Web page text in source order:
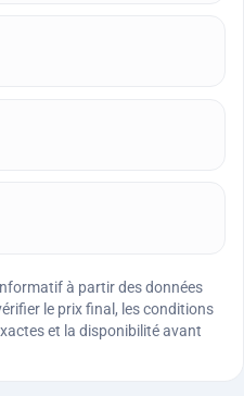
à partir des données
le prix final, les conditions
et la disponibilité avant